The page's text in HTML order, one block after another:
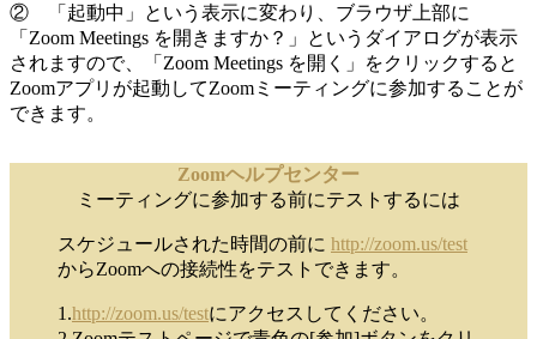
② 「起動中」という表示に変わり、ブラウザ上部に
「Zoom Meetings を開きますか？」というダイアログが表示
されますので、「Zoom Meetings を開く」をクリックすると
Zoomアプリが起動してZoomミーティングに参加することが
できます。
Zoomヘルプセンター
ミーティングに参加する前にテストするには
スケジュールされた時間の前に http://zoom.us/test
からZoomへの接続性をテストできます。
1.http://zoom.us/testにアクセスしてください。